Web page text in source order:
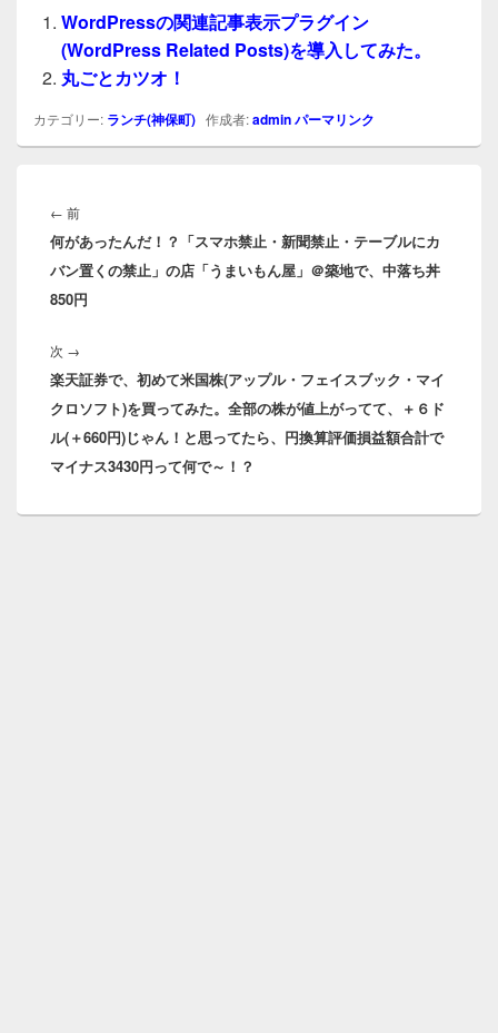
WordPressの関連記事表示プラグイン
(WordPress Related Posts)を導入してみた。
丸ごとカツオ！
カテゴリー: ランチ(神保町) 作成者:adminパーマリンク
稿
ナ
ビ
ゲ
ー
ョ
ン
← 前前
の
投
稿:
何があったんだ！？「スマホ禁止・新聞禁止・テーブルにカ
バン置くの禁止」の店「うまいもん屋」＠築地で、中落ち丼
850円
次 →
の
投
稿:
楽天証券で、初めて米国株(アップル・フェイスブック・マイ
クロソフト)を買ってみた。全部の株が値上がってて、＋６ド
ル(＋660円)じゃん！と思ってたら、円換算評価損益額合計で
マイナス3430円って何で～！？